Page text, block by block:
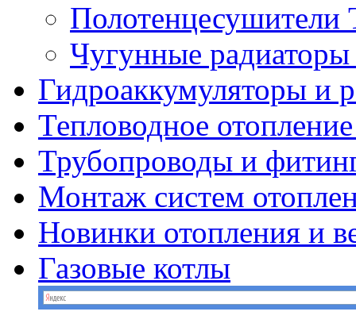
Чугунные
Гидроаккумуляторы и
Тепловодное
Трубопроводы и
Монтаж систем
Новинки отопления и
Газовые котлы